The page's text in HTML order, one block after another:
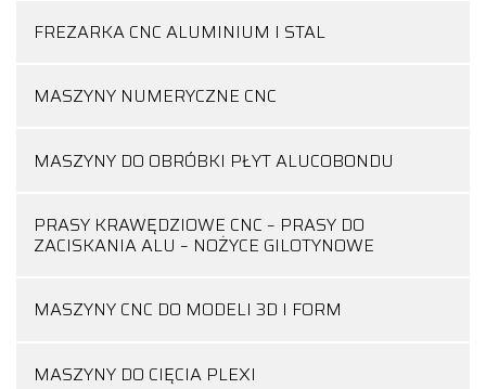
FREZARKA CNC ALUMINIUM I STAL
MASZYNY NUMERYCZNE CNC
MASZYNY DO OBRÓBKI PŁYT ALUCOBONDU
PRASY KRAWĘDZIOWE CNC – PRASY DO
ZACISKANIA ALU – NOŻYCE GILOTYNOWE
MASZYNY CNC DO MODELI 3D I FORM
MASZYNY DO CIĘCIA PLEXI